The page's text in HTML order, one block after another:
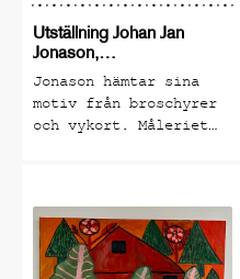
Allt är inte
förväntar
alltid det
vill se.
Utställning Johan Jan
Jonason,
Avgrundspamfletter
Jonason hämtar sina
motiv från broschyrer
och vykort. Måleriet
med lysande färgfält,
gradvisa
färgövergångar,